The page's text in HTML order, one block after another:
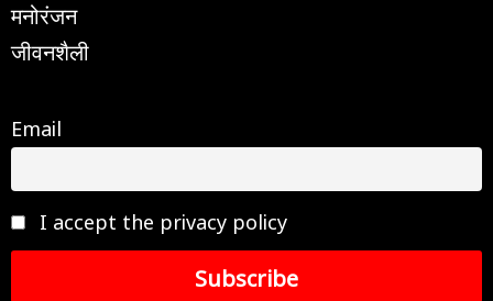
मनोरंजन
जीवनशैली
Email
I accept the privacy policy